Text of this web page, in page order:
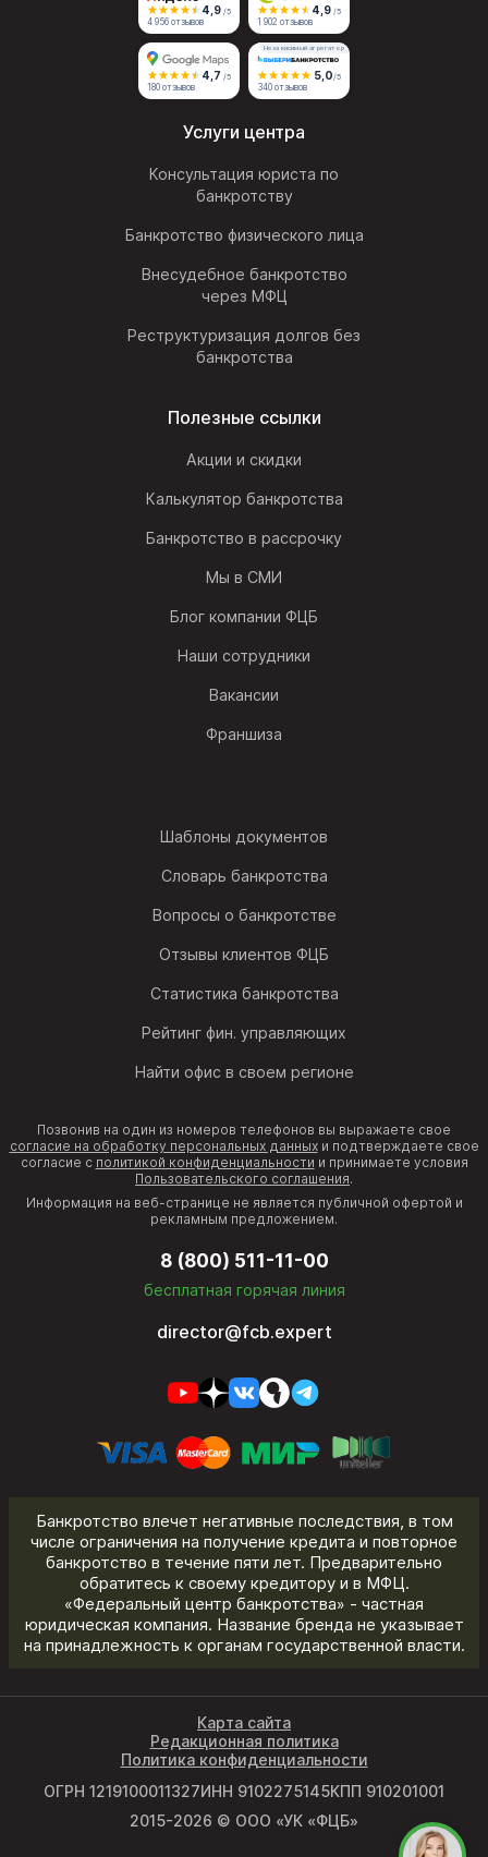
4,9 /5
4 956 отзывов
4,9 /5
1 902 отзывов
4,7 /5
180 отзывов
Независимый агрегатор
5,0/5
340 отзывов
Услуги центра
Консультация юриста по
банкротству
Банкротство физического лица
Внесудебное банкротство
через МФЦ
Реструктуризация долгов без
банкротства
Полезные ссылки
Акции и скидки
Калькулятор банкротства
Банкротство в рассрочку
Мы в СМИ
Блог компании ФЦБ
Наши сотрудники
Вакансии
Франшиза
Шаблоны документов
Словарь банкротства
Вопросы о банкротстве
Отзывы клиентов ФЦБ
Статистика банкротства
Рейтинг фин. управляющих
Найти офис в своем регионе
Позвонив на один из номеров телефонов вы выражаете свое
согласие на обработку персональных данныхи подтверждаете свое
согласие с политикой конфиденциальности и принимаете условия
Пользовательского соглашения.
Информация на веб-странице не является публичной офертой и
рекламным предложением.
8 (800) 511-11-00
бесплатная горячая линия
director@fcb.expert
Банкротство влечет негативные последствия, в том
числе ограничения на получение кредита и повторное
банкротство в течение пяти лет. Предварительно
обратитесь к своему кредитору и в МФЦ.
«Федеральный центр банкротства» - частная
юридическая компания. Название бренда не указывает
на принадлежность к органам государственной власти.
ОГРН 1219100011327ИНН 9102275145КПП 910201001
2015-2026 © ООО «УК «ФЦБ»
Карта сайта
Редакционная политика
Политика конфиденциальности